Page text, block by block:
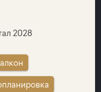
2028